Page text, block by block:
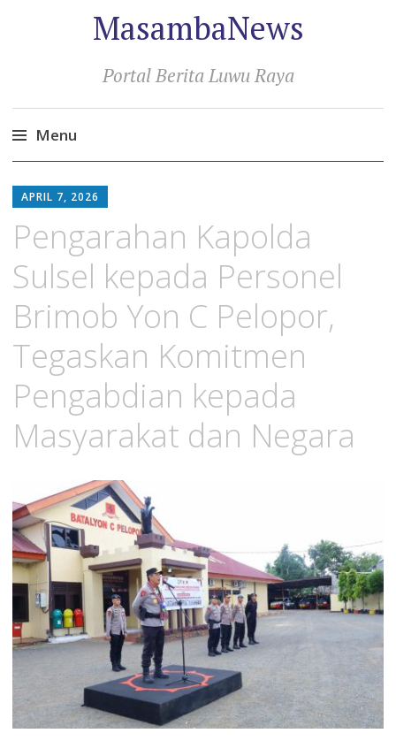
MasambaNews
Portal Berita Luwu Raya
Menu
to
APRIL 7, 2026
Pengarahan Kapolda
Sulsel kepada Personel
Brimob Yon C Pelopor,
Tegaskan Komitmen
Pengabdian kepada
Masyarakat dan Negara